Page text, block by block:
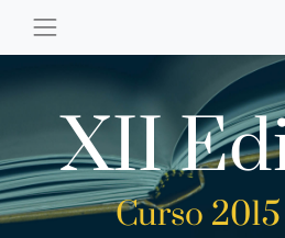
XII
Curso